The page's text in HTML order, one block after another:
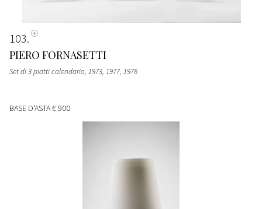
103
PIERO FORNASETTI
Set di 3 piatti calendario, 1973, 1977, 1978
BASE D'ASTA€ 900